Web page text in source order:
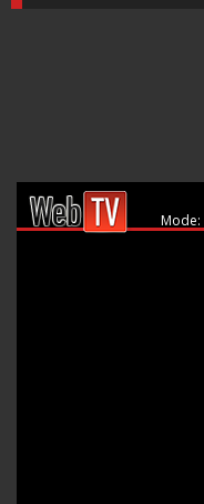
Mode: